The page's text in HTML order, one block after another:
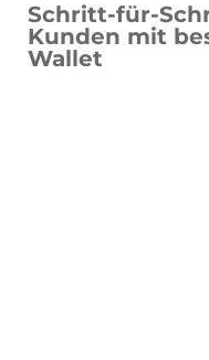
Schritt-für-
Kunden mit
Wallet